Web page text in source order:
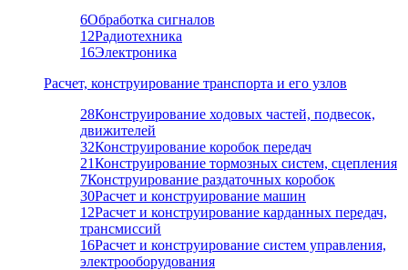
6Обработка сигналов
12Радиотехника
16Электроника
Расчет, конструирование транспорта и его узлов
28Конструирование ходовых частей, подвесок,
движителей
32Конструирование коробок передач
21Конструирование тормозных систем, сцепления
7Конструирование раздаточных коробок
30Расчет и конструирование машин
12Расчет и конструирование карданных передач,
трансмиссий
16Расчет и конструирование систем управления,
электрооборудования